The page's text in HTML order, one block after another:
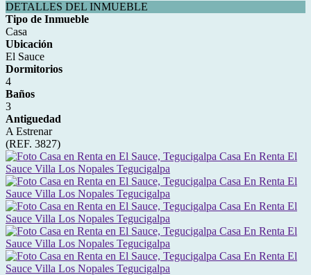
DETALLES DEL INMUEBLE
Tipo de Inmueble
Casa
Ubicación
El Sauce
Dormitorios
4
Baños
3
Antiguedad
A Estrenar
(REF. 3827)